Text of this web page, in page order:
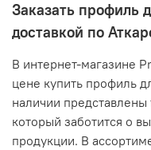
Заказать профиль
доставкой по
В интернет-магазине
цене купить профиль
наличии
который заботится о
продукции. В